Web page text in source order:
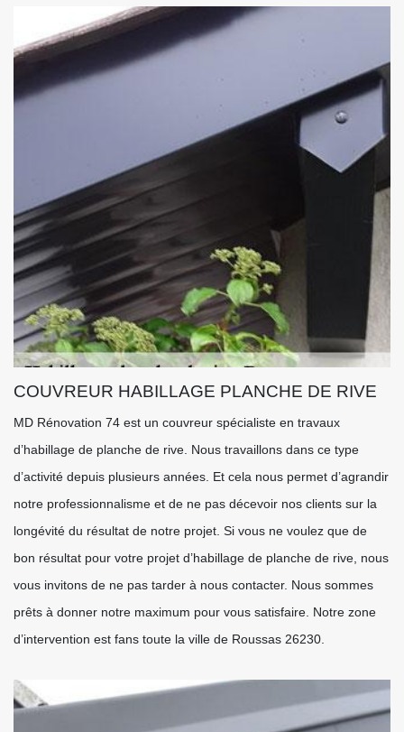
COUVREUR HABILLAGE PLANCHE DE RIVE
MD Rénovation 74 est un couvreur spécialiste en travaux
d’habillage de planche de rive. Nous travaillons dans ce type
d’activité depuis plusieurs années. Et cela nous permet d’agrandir
notre professionnalisme et de ne pas décevoir nos clients sur la
longévité du résultat de notre projet. Si vous ne voulez que de
bon résultat pour votre projet d’habillage de planche de rive, nous
vous invitons de ne pas tarder à nous contacter. Nous sommes
prêts à donner notre maximum pour vous satisfaire. Notre zone
d’intervention est fans toute la ville de Roussas 26230.